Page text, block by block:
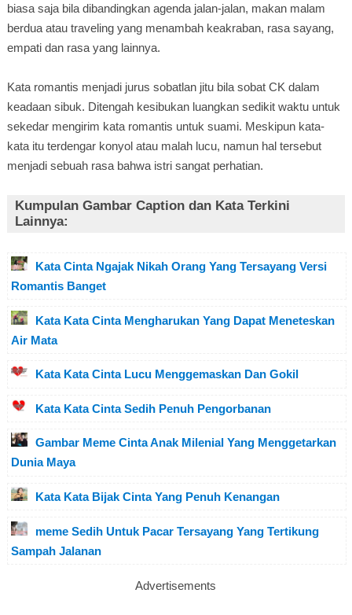
biasa saja bila dibandingkan agenda jalan-jalan, makan malam
berdua atau traveling yang menambah keakraban, rasa sayang,
empati dan rasa yang lainnya.
Kata romantis menjadi jurus sobatlan jitu bila sobat CK dalam
keadaan sibuk. Ditengah kesibukan luangkan sedikit waktu untuk
sekedar mengirim kata romantis untuk suami. Meskipun kata-
kata itu terdengar konyol atau malah lucu, namun hal tersebut
menjadi sebuah rasa bahwa istri sangat perhatian.
Kumpulan Gambar Caption dan Kata Terkini
Lainnya:
Kata Cinta Ngajak Nikah Orang Yang Tersayang Versi
Romantis Banget
Kata Kata Cinta Mengharukan Yang Dapat Meneteskan
Air Mata
Kata Kata Cinta Lucu Menggemaskan Dan Gokil
Kata Kata Cinta Sedih Penuh Pengorbanan
Gambar Meme Cinta Anak Milenial Yang Menggetarkan
Dunia Maya
Kata Kata Bijak Cinta Yang Penuh Kenangan
meme Sedih Untuk Pacar Tersayang Yang Tertikung
Sampah Jalanan
Advertisements